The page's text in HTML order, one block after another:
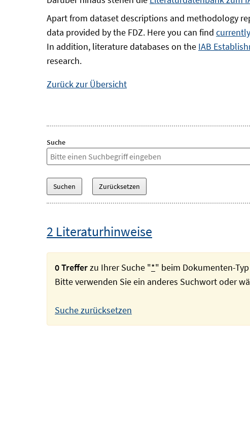
Apart from dataset descriptions and methodology
data provided by the FDZ. Here you can find
In addition, literature databases on the IAB
research.
Zurück zur Übersicht
Suche
2 Literaturhinweise
0 Trefferzu Ihrer Suche "*" beim Dokumenten-
Bitte verwenden Sie ein anderes Suchwort oder
Suche zurücksetzen